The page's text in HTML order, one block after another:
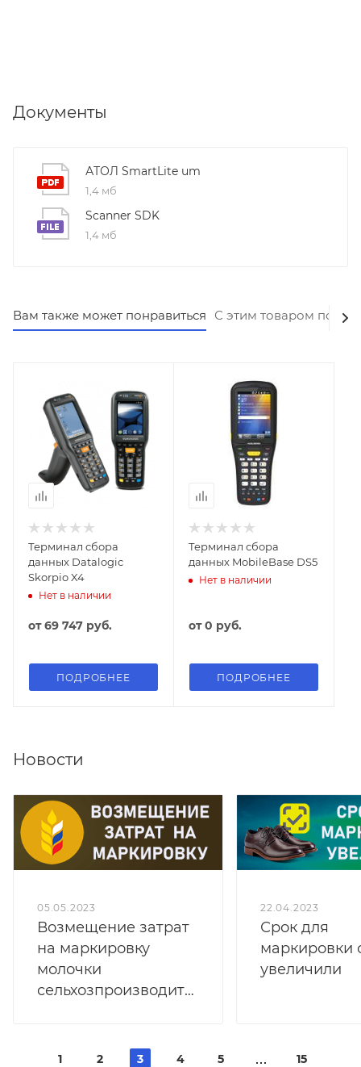
Документы
АТОЛ SmartLite um
1,4 мб
Scanner SDK
1,4 мб
Вам также может понравиться С этим товаром
Терминал сбора
данных Datalogic
Skorpio X4
Нет в наличии
от69 747 руб.
ПОДРОБНЕЕ
Терминал сбора
данных MobileBase DS5
Нет в наличии
от0 руб.
ПОДРОБНЕЕ
Новости
05.05.2023
Возмещение затрат
на маркировку
молочки
сельхозпроизводителям
22.04.2023
Срок для
маркировки
увеличили
1 2 3 4 5 15